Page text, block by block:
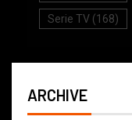
Serie TV (168)
ARCHIVE